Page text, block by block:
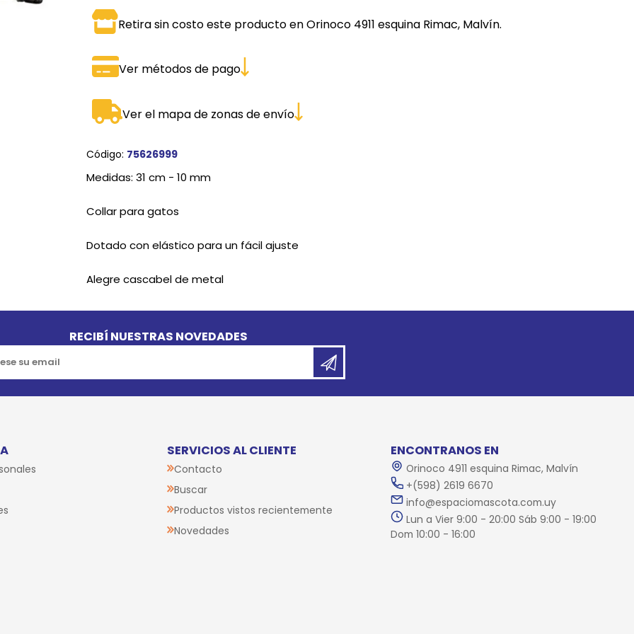
THREE CATS
Retira sin costo este producto en Orinoco 4911 esquina Rimac, Malvín.
Ver métodos de pago
Ver el mapa de zonas de envío
Código: 75626999
Medidas: 31 cm - 10 mm
Collar para gatos
Dotado con elástico para un fácil ajuste
Alegre cascabel de metal
RECIBÍ NUESTRAS NOVEDADES
SERVICIOS AL CLIENTE
Contacto
Buscar
Productos vistos recientemente
Novedades
ENCONTRANOS EN
Orinoco 4911 esquina Rimac, Malvín
+(598) 2619 6670
info@espaciomascota.com.uy
Lun a Vier 9:00 - 20:00 Sáb 9:00 - 19:00
Dom 10:00 - 16:00